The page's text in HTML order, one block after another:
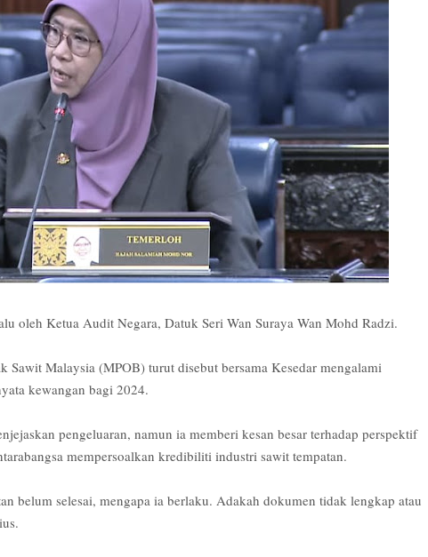
oleh Ketua Audit Negara, Datuk Seri Wan Suraya Wan Mohd Radzi.
Sawit Malaysia (MPOB) turut disebut bersama Kesedar mengalami
kewangan bagi 2024.
pengeluaran, namun ia memberi kesan besar terhadap perspektif
mempersoalkan kredibiliti industri sawit tempatan.
belum selesai, mengapa ia berlaku. Adakah dokumen tidak lengkap atau